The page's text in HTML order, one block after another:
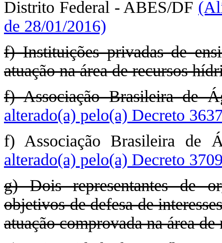
Distrito Federal - ABES/DF
de 28/01/2016)
f) Instituições privadas de
atuação na área de recursos
f) Associação Brasileira de
alterado(a) pelo(a) Decreto
f) Associação Brasileira de
alterado(a) pelo(a) Decreto
g) Dois representantes de
objetivos de defesa de
atuação comprovada na área